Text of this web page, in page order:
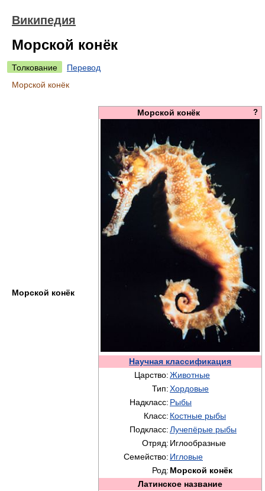
Википедия
Морской конёк
Толкование
Перевод
Морской конёк
?
Морской конёк
Научная классификация
Царство:Животные
Тип:Хордовые
Надкласс: Рыбы
Класс: Костные рыбы
Подкласс:Лучепёрые рыбы
Отряд: Иглообразные
Семейство: Игловые
Род: Морской конёк
Латинское название
Морской конёк